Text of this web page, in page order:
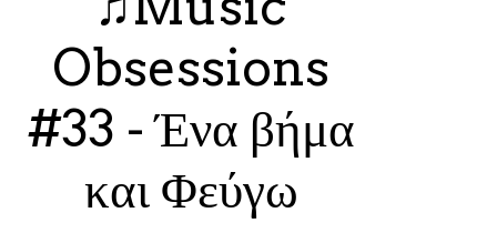
Obsessions
#33 - Ένα βήμα
και Φεύγω